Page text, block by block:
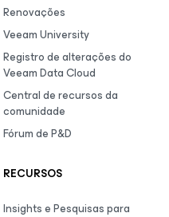
Renovações
Veeam University
Registro de alterações do
Veeam Data Cloud
Central de recursos da
comunidade
Fórum de P&D
RECURSOS
Insights e Pesquisas para